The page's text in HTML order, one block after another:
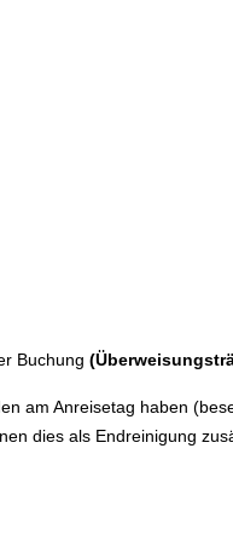
Buchung
am Anreisetag haben
dies als Endreinigung